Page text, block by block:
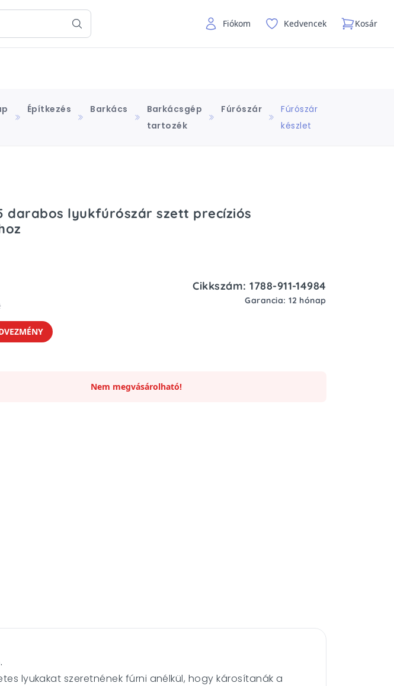
Fiókom Kedvencek Kosár
Építkezés Barkács
Barkácsgép
tartozék
Fúrószár
Fúrószár
készlet
darabos lyukfúrószár szett precíziós
Cikkszám: 1788-911-14984
Garancia: 12 hónap
Nem megvásárolható!
lyukakat szeretnének fúrni anélkül, hogy károsítanák a